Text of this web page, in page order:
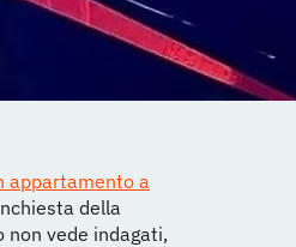
appartamento a
della
vede indagati,